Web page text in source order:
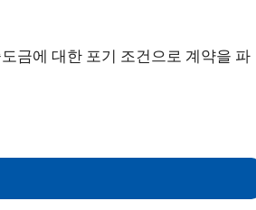
금에 대한 포기 조건으로 계약을 파